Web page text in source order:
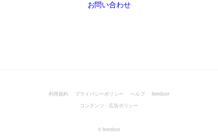
お問い合わせ
利用規約 プライバシーポリシー ヘルプ
livedoor
コンテンツ・広告ポリシー
© livedoor